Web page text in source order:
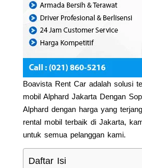
Boavista Rent Car adalah solusi
mobil Alphard Jakarta Dengan
Alphard dengan harga yang
rental mobil terbaik di Jakarta,
untuk semua pelanggan kami.
Daftar Isi